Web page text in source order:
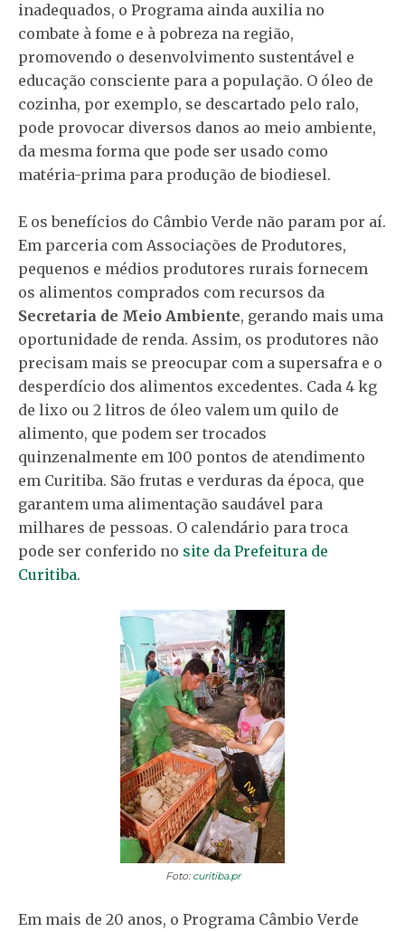
inadequados, o Programa ainda auxilia no
combate à fome e à pobreza na região,
promovendo o desenvolvimento sustentável e
educação consciente para a população. O óleo de
cozinha, por exemplo, se descartado pelo ralo,
pode provocar diversos danos ao meio ambiente,
da mesma forma que pode ser usado como
matéria-prima para produção de biodiesel.
E os benefícios do Câmbio Verde não param por aí.
Em parceria com Associações de Produtores,
pequenos e médios produtores rurais fornecem
os alimentos comprados com recursos da
Secretaria de Meio Ambiente, gerando mais uma
oportunidade de renda. Assim, os produtores não
precisam mais se preocupar com a supersafra e o
desperdício dos alimentos excedentes. Cada 4 kg
de lixo ou 2 litros de óleo valem um quilo de
alimento, que podem ser trocados
quinzenalmente em 100 pontos de atendimento
em Curitiba. São frutas e verduras da época, que
garantem uma alimentação saudável para
milhares de pessoas. O calendário para troca
pode ser conferido no site da Prefeitura de
Curitiba.
Foto: curitiba.pr
Em mais de 20 anos, o Programa Câmbio Verde